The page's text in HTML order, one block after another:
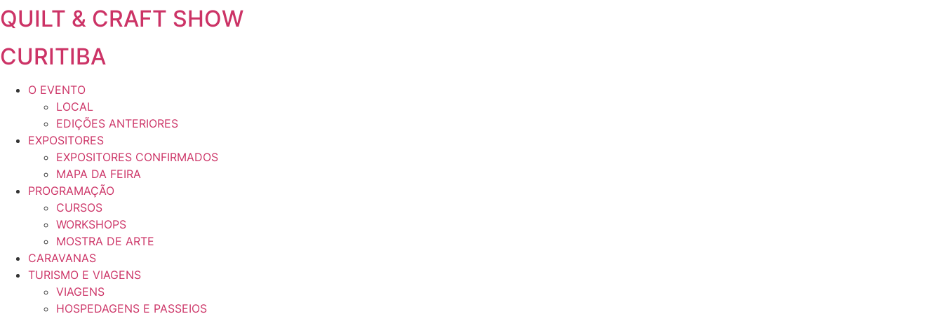
Ir
para
o
conteúdo
QUILT & CRAFT SHOW
CURITIBA
O EVENTO
LOCAL
EDIÇÕES ANTERIORES
EXPOSITORES
EXPOSITORES CONFIRMADOS
MAPA DA FEIRA
PROGRAMAÇÃO
CURSOS
WORKSHOPS
MOSTRA DE ARTE
CARAVANAS
TURISMO E VIAGENS
VIAGENS
HOSPEDAGENS E PASSEIOS